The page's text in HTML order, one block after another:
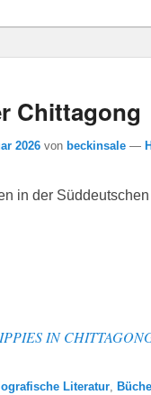
Chittagong
2026 von beckinsale —
in der
IN
Literatur,